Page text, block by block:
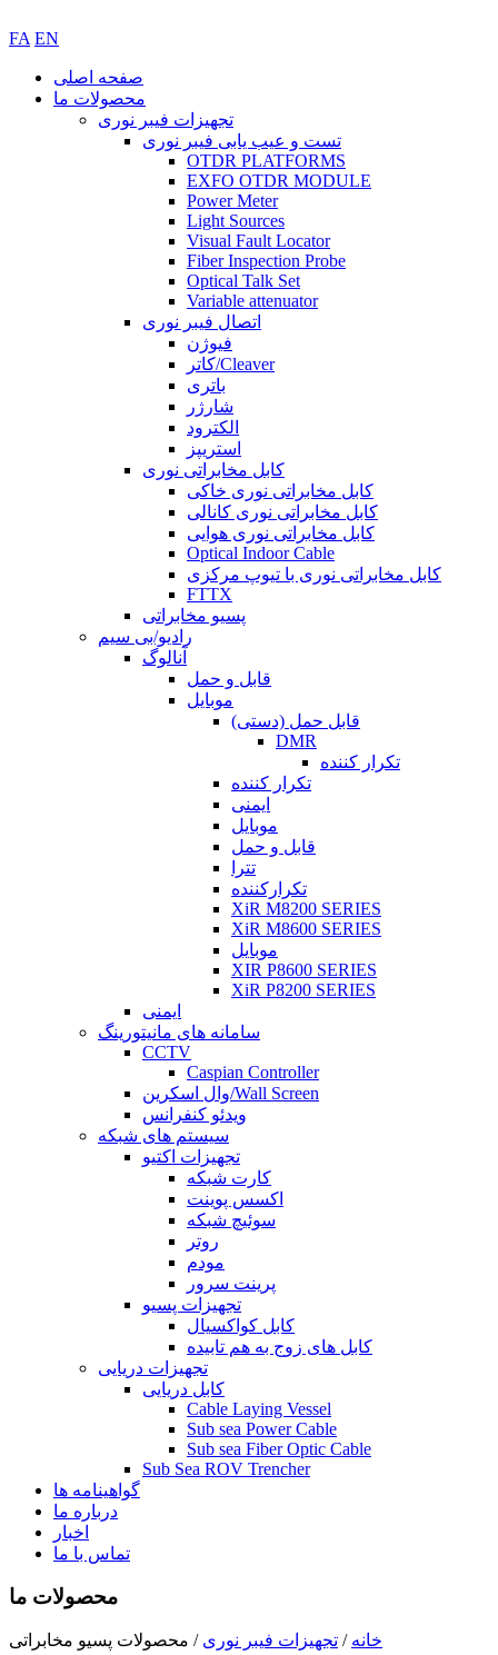
FA EN
صفحه اصلی
محصولات ما
تجهیزات فیبر نوری
تست و عیب یابی فیبر نوری
OTDR PLATFORMS
EXFO OTDR MODULE
Power Meter
Light Sources
Visual Fault Locator
Fiber Inspection Probe
Optical Talk Set
Variable attenuator
اتصال فیبر نوری
فیوژن
کاتر/Cleaver
باتری
شارژر
الکترود
استریپز
کابل مخابراتی نوری
کابل مخابراتی نوری خاکی
کابل مخابراتی نوری کانالی
کابل مخابراتی نوری هوایی
Optical Indoor Cable
کابل مخابراتی نوری با تیوپ مرکزی
FTTX
پسیو مخابراتی
رادیو/بی سیم
آنالوگ
قابل و حمل
موبایل
قابل حمل (دستی)
DMR
تکرار کننده
تکرار کننده
ایمنی
موبایل
قابل و حمل
تترا
تکرارکننده
XiR M8200 SERIES
XiR M8600 SERIES
موبایل
XIR P8600 SERIES
XiR P8200 SERIES
ایمنی
سامانه های مانیتورینگ
CCTV
Caspian Controller
وال اسکرین/Wall Screen
ویدئو کنفرانس
سیستم های شبکه
تجهیزات اکتیو
کارت شبکه
اکسس پوینت
سوئیچ شبکه
روتر
مودم
پرینت سرور
تجهیزات پسیو
کابل کواکسیال
کابل های زوج به هم تابیده
تجهیزات دریایی
کابل دریایی
Cable Laying Vessel
Sub sea Power Cable
Sub sea Fiber Optic Cable
Sub Sea ROV Trencher
گواهینامه ها
درباره ما
اخبار
تماس با ما
محصولات ما
خانه / تجهیزات فیبر نوری / محصولات پسیو مخابراتی